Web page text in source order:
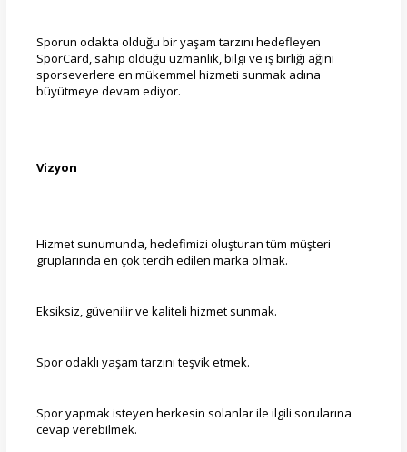
Sporun odakta olduğu bir yaşam tarzını hedefleyen
SporCard, sahip olduğu uzmanlık, bilgi ve iş birliği ağını
sporseverlere en mükemmel hizmeti sunmak adına
büyütmeye devam ediyor.
Vizyon
Hizmet sunumunda, hedefimizi oluşturan tüm müşteri
gruplarında en çok tercih edilen marka olmak.
Eksiksiz, güvenilir ve kaliteli hizmet sunmak.
Spor odaklı yaşam tarzını teşvik etmek.
Spor yapmak isteyen herkesin solanlar ile ilgili sorularına
cevap verebilmek.